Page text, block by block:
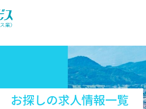
お探しの求人情報一覧